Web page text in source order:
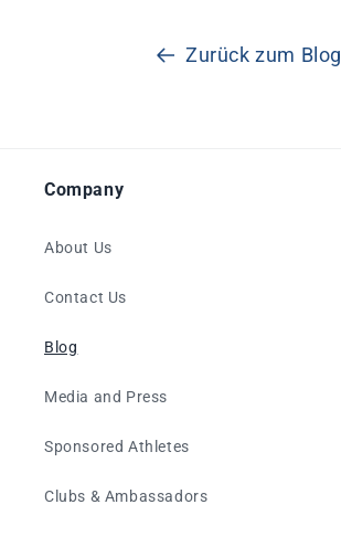
Zurück zum Blog
Company
About Us
Contact Us
Blog
Media and Press
Sponsored Athletes
Clubs & Ambassadors